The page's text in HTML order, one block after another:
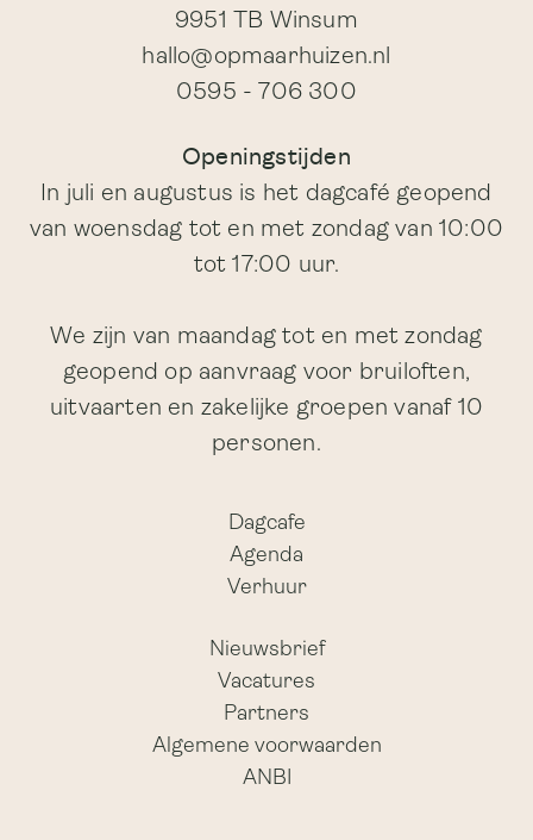
9951 TB Winsum
hallo@opmaarhuizen.nl
0595 - 706 300
Openingstijden
In juli en augustus is het dagcafé geopend
van woensdag tot en met zondag van 10:00
tot 17:00 uur.
We zijn van maandag tot en met zondag
geopend op aanvraag voor bruiloften,
uitvaarten en zakelijke groepen vanaf 10
personen.
Dagcafe
Agenda
Verhuur
Nieuwsbrief
Vacatures
Partners
Algemene voorwaarden
ANBI